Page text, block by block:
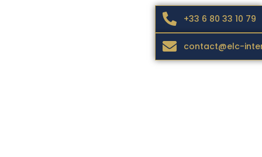
+33 6 80 33 10 79
contact@elc-